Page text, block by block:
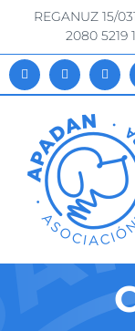
Saltar
contenido
REGANUZ 15/
2080 5219